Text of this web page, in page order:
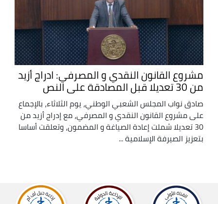
مشروع القانون النقدي و المصرفي: ادراج أزيد
من 30 تعديلا قبل المصادقة على النص
صادق نواب المجلس الشعبي الوطني، يوم الثلاثاء، بالإجماع
على مشروع القانون النقدي و المصرفي، مع إدراج أزيد من
30 تعديلا شملت إعادة الصياغة و المضمون، وتعلقت أساسا
بتعزيز الصيرفة الإسلامية ...